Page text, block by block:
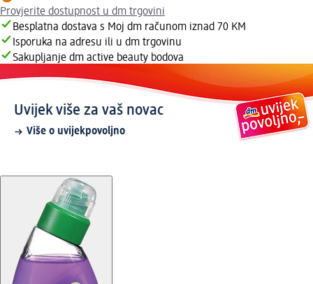
Provjerite dostupnost u dm trgovini
Besplatna dostava s Moj dm računom iznad 70 KM
Isporuka na adresu ili u dm trgovinu
Sakupljanje dm active beauty bodova
Uvijek više za vaš novac
Više o uvijekpovoljno